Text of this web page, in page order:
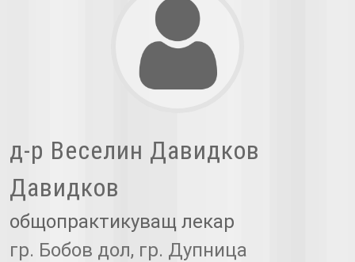
д-р Веселин Давидков
Давидков
общопрактикуващ лекар
гр. Бобов дол, гр. Дупница